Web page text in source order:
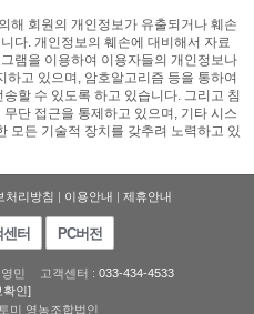
해 회원의 개인정보가 유출되거나 훼손
다. 개인정보의 훼손에 대비해서 자료
램을 이용하여 이용자들의 개인정보나
고 있으며, 암호알고리즘 등을 통하여
할 수 있도록 하고 있습니다. 그리고 침
단 접근을 통제하고 있으며, 기타 시스
모든 기술적 장치를 갖추려 노력하고 있
처리방침 | 이용안내 | 제휴안내
센터 PC버전
민 고객센터 : 033-434-4533
확인]
미 영농조합법인